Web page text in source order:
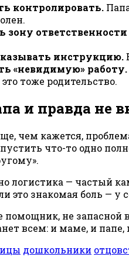
контролировать.
зону
инструкцию.
«невидимую» работу.
тоже родительство.
и правда не
чем кажется,
что-то одно
логистика — частый
это знакомая боль — у
помощник, не запасной
всем: и маме, и папе,
дошкольники